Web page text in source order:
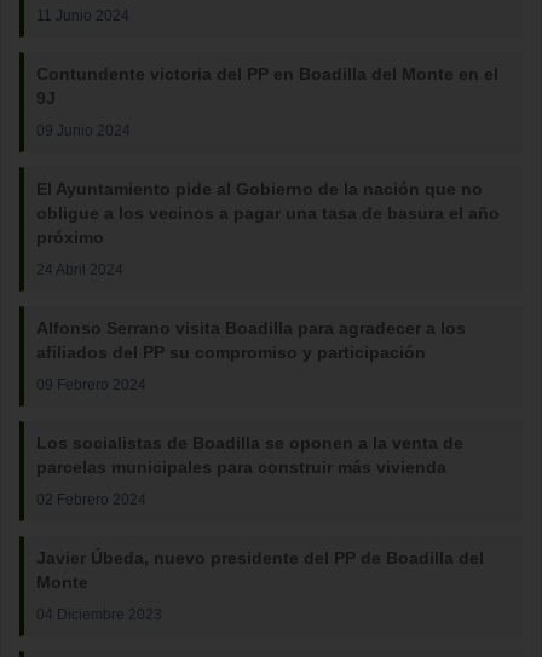
11 Junio 2024
Contundente victoria del PP en Boadilla del Monte en el
9J
09 Junio 2024
El Ayuntamiento pide al Gobierno de la nación que no
obligue a los vecinos a pagar una tasa de basura el año
próximo
24 Abril 2024
Alfonso Serrano visita Boadilla para agradecer a los
afiliados del PP su compromiso y participación
09 Febrero 2024
Los socialistas de Boadilla se oponen a la venta de
parcelas municipales para construir más vivienda
02 Febrero 2024
Javier Úbeda, nuevo presidente del PP de Boadilla del
Monte
04 Diciembre 2023